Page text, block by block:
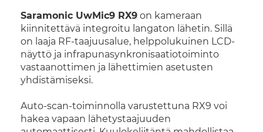
Saramonic UwMic9 RX9 on kameraan
kiinnitettävä integroitu langaton lähetin. Sillä
on laaja RF-taajuusalue, helppolukuinen LCD-
näyttö ja infrapunasynkronisaatiotoiminto
vastaanottimen ja lähettimien asetusten
yhdistämiseksi.
Auto-scan-toiminnolla varustettuna RX9 voi
hakea vapaan lähetystaajuuden